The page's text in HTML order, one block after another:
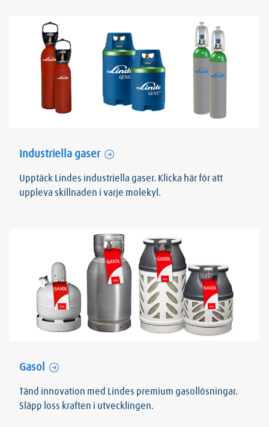
Industriella gaser
Upptäck Lindes industriella gaser. Klicka här för att
uppleva skillnaden i varje molekyl.
Gasol
Tänd innovation med Lindes premium gasollösningar.
Släpp loss kraften i utvecklingen.